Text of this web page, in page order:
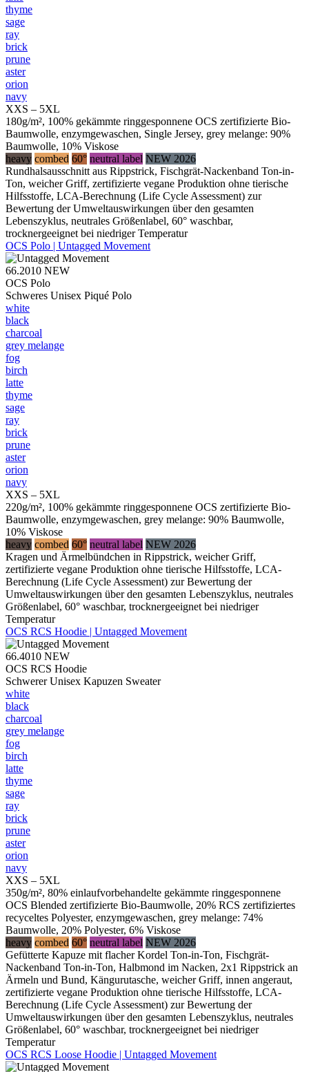
thyme
sage
ray
brick
prune
aster
orion
navy
XXS – 5XL
180g/m², 100% gekämmte ringgesponnene OCS zertifizierte Bio-
Baumwolle, enzymgewaschen, Single Jersey, grey melange: 90%
Baumwolle, 10% Viskose
heavy combed 60° neutral label NEW 2026
Rundhalsausschnitt aus Rippstrick, Fischgrät-Nackenband Ton-in-
Ton, weicher Griff, zertifizierte vegane Produktion ohne tierische
Hilfsstoffe, LCA-Berechnung (Life Cycle Assessment) zur
Bewertung der Umweltauswirkungen über den gesamten
Lebenszyklus, neutrales Größenlabel, 60° waschbar,
trocknergeeignet bei niedriger Temperatur
OCS Polo | Untagged Movement
66.2010 NEW
OCS Polo
Schweres Unisex Piqué Polo
white
black
charcoal
grey melange
fog
birch
latte
thyme
sage
ray
brick
prune
aster
orion
navy
XXS – 5XL
220g/m², 100% gekämmte ringgesponnene OCS zertifizierte Bio-
Baumwolle, enzymgewaschen, grey melange: 90% Baumwolle,
10% Viskose
heavy combed 60° neutral label NEW 2026
Kragen und Ärmelbündchen in Rippstrick, weicher Griff,
zertifizierte vegane Produktion ohne tierische Hilfsstoffe, LCA-
Berechnung (Life Cycle Assessment) zur Bewertung der
Umweltauswirkungen über den gesamten Lebenszyklus, neutrales
Größenlabel, 60° waschbar, trocknergeeignet bei niedriger
Temperatur
OCS RCS Hoodie | Untagged Movement
66.4010 NEW
OCS RCS Hoodie
Schwerer Unisex Kapuzen Sweater
white
black
charcoal
grey melange
fog
birch
latte
thyme
sage
ray
brick
prune
aster
orion
navy
XXS – 5XL
350g/m², 80% einlaufvorbehandelte gekämmte ringgesponnene
OCS Blended zertifizierte Bio-Baumwolle, 20% RCS zertifiziertes
recyceltes Polyester, enzymgewaschen, grey melange: 74%
Baumwolle, 20% Polyester, 6% Viskose
heavy combed 60° neutral label NEW 2026
Gefütterte Kapuze mit flacher Kordel Ton-in-Ton, Fischgrät-
Nackenband Ton-in-Ton, Halbmond im Nacken, 2x1 Rippstrick an
Ärmeln und Bund, Kängurutasche, weicher Griff, innen angeraut,
zertifizierte vegane Produktion ohne tierische Hilfsstoffe, LCA-
Berechnung (Life Cycle Assessment) zur Bewertung der
Umweltauswirkungen über den gesamten Lebenszyklus, neutrales
Größenlabel, 60° waschbar, trocknergeeignet bei niedriger
Temperatur
OCS RCS Loose Hoodie | Untagged Movement